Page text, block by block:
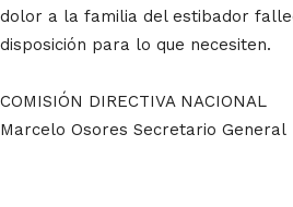
dolor a la familia del estibador
disposición para lo que necesiten.
COMISIÓN DIRECTIVA NACIONAL
Marcelo Osores Secretario General